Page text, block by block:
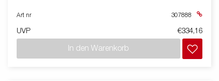
Art nr 307888
UVP €334,16
In den Warenkorb